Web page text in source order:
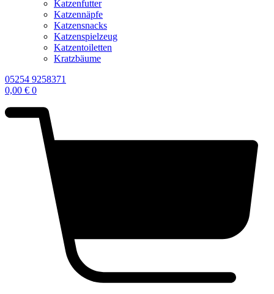
Katzenfutter
Katzennäpfe
Katzensnacks
Katzenspielzeug
Katzentoiletten
Kratzbäume
05254 9258371
0,00 € 0